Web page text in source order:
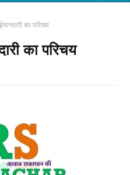
का परिचय
का परिचय